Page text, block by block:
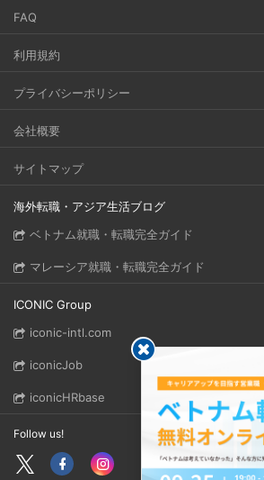
FAQ
利用規約
プライバシーポリシー
会社概要
サイトマップ
海外転職・アジア生活ブログ
ベトナム就職・転職完全ガイド
マレーシア就職・転職完全ガイド
ICONIC Group
iconic-intl.com
iconicJob
iconicHRbase
Follow us!